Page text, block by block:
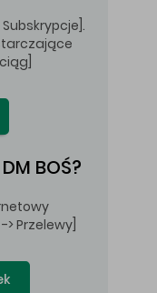
BOŚ?
Przelewy]